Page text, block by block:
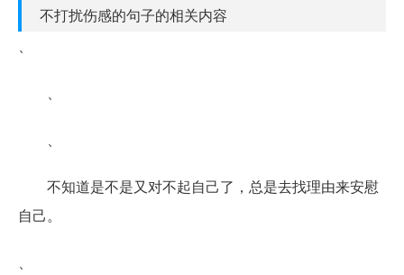
不打扰伤感的句子的相关内容
、
、
、
不知道是不是又对不起自己了，总是去找理由来安慰
自己。
、